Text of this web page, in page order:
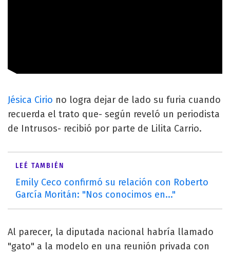
Jésica Cirio no logra dejar de lado su furia cuando
recuerda el trato que- según reveló un periodista
de Intrusos- recibió por parte de Lilita Carrio.
LEÉ TAMBIÉN
Emily Ceco confirmó su relación con Roberto
García Moritán: "Nos conocimos en..."
Al parecer, la diputada nacional habría llamado
"gato" a la modelo en una reunión privada con